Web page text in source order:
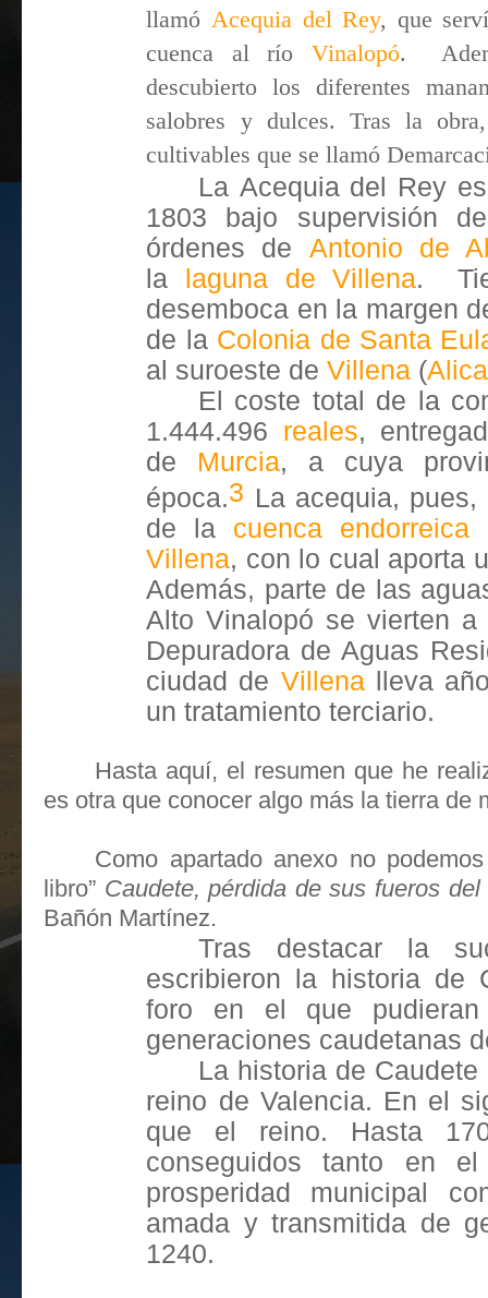
llamó Acequia del Rey, que
cuenca al río Vinalopó.
descubierto los diferentes
salobres y dulces. Tras la
cultivables que se llamó
La Acequia del Rey
1803 bajo supervisión
órdenes de Antonio de
la laguna de Villena.
desemboca en la margen
de la Colonia de Santa
al suroeste deVillena (
El coste total de la
1.444.496 reales,
de Murcia, a cuya
época.3
La acequia,
de la cuenca endorreica
Villena, ​con lo cual aporta
Además, parte de las
Alto Vinalopó se vierten
Depuradora de Aguas
ciudad de Villenalleva
un tratamiento terciario.
Hasta aquí, el resumen que he
es otra que conocer algo más la tierra de
Como apartado anexo no
libro” Caudete, pérdida de sus fueros
Bañón Martínez.
Tras destacar la
escribieron la historia de
foro en el que
generaciones caudetanas
La historia de
reino de Valencia. En el
que el reino. Hasta
conseguidos tanto en
prosperidad municipal
amada y transmitida de
1240.